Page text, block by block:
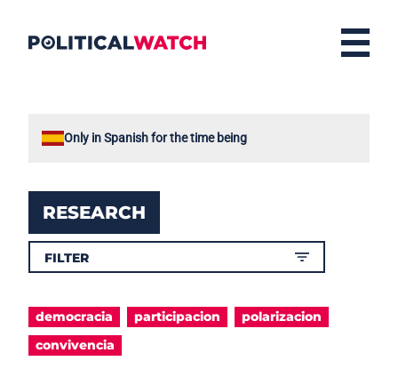
Only in Spanish for the time being
RESEARCH
democracia participacion
polarizacion
convivencia